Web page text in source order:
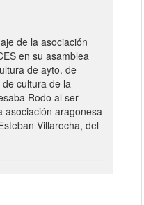
de la asociación
en su asamblea
de ayto. de
cultura de la
Rodo al ser
asociación aragonesa
Villarocha, del